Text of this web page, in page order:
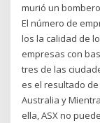
murió un
El número de
los la calidad de
empresas con
tres de las
es el resultado
Australia y
ella, ASX no